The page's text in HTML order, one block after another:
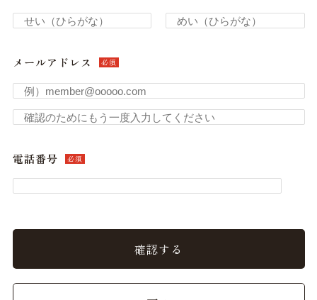
メールアドレス 必須
電話番号 必須
確認する